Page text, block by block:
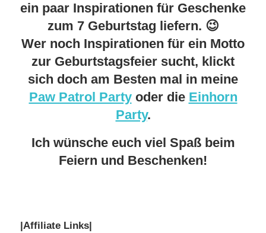
ein paar Inspirationen für Geschenke
zum 7 Geburtstag liefern. 😉
Wer noch Inspirationen für ein Motto
zur Geburtstagsfeier sucht, klickt
sich doch am Besten mal in meine
Paw Patrol Partyoder die Einhorn
Party.
Ich wünsche euch viel Spaß beim
Feiern und Beschenken!
|Affiliate Links|